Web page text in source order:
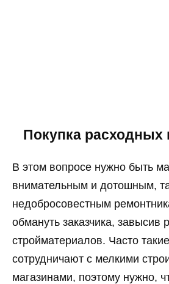
Покупка расходных
В этом вопросе нужно быть
внимательным и дотошным,
недобросовестным
обмануть заказчика, завысив
стройматериалов. Часто
сотрудничают с мелкими
магазинами, поэтому нужно,